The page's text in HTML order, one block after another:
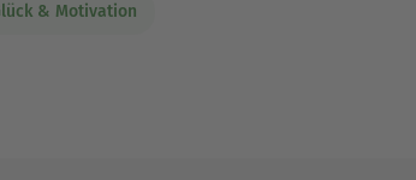
& Motivation